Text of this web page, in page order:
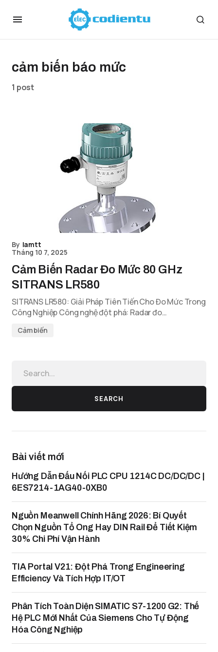
cảm biến báo mức
1 post
By lamtt
Tháng 10 7, 2025
Cảm Biến Radar Đo Mức 80 GHz
SITRANS LR580
SITRANS LR580: Giải Pháp Tiên Tiến Cho Đo Mức Trong
Công Nghiệp Công nghệ đột phá: Radar đo…
Cảm biến
SEARCH
Bài viết mới
Hướng Dẫn Đấu Nối PLC CPU 1214C DC/DC/DC |
6ES7214-1AG40-0XB0
Nguồn Meanwell Chính Hãng 2026: Bí Quyết
Chọn Nguồn Tổ Ong Hay DIN Rail Để Tiết Kiệm
30% Chi Phí Vận Hành
TIA Portal V21: Đột Phá Trong Engineering
Efficiency Và Tích Hợp IT/OT
Phân Tích Toàn Diện SIMATIC S7-1200 G2: Thế
Hệ PLC Mới Nhất Của Siemens Cho Tự Động
Hóa Công Nghiệp